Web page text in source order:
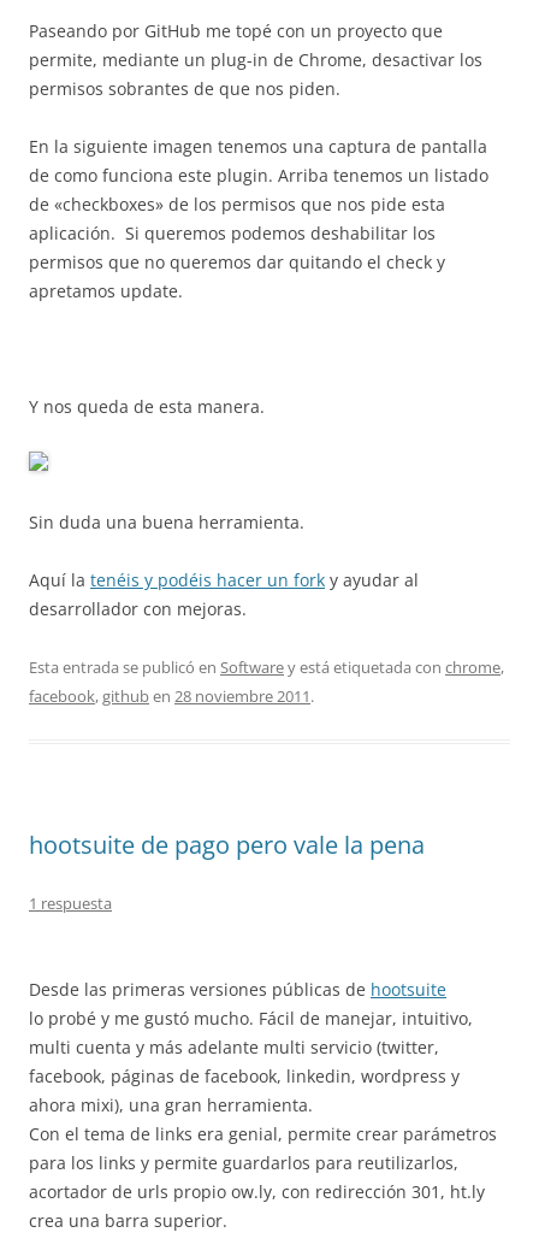
Paseando por GitHub me topé con un proyecto que
permite, mediante un plug-in de Chrome, desactivar los
permisos sobrantes de que nos piden.
En la siguiente imagen tenemos una captura de pantalla
de como funciona este plugin. Arriba tenemos un listado
de «checkboxes» de los permisos que nos pide esta
aplicación. Si queremos podemos deshabilitar los
permisos que no queremos dar quitando el check y
apretamos update.
Y nos queda de esta manera.
Sin duda una buena herramienta.
Aquí la tenéis y podéis hacer un fork y ayudar al
desarrollador con mejoras.
Esta entrada se publicó en Softwarey está etiquetada con chrome,
facebook,githuben 28 noviembre 2011.
hootsuite de pago pero vale la pena
1 respuesta
Desde las primeras versiones públicas de hootsuite
lo probé y me gustó mucho. Fácil de manejar, intuitivo,
multi cuenta y más adelante multi servicio (twitter,
facebook, páginas de facebook, linkedin, wordpress y
ahora mixi), una gran herramienta.
Con el tema de links era genial, permite crear parámetros
para los links y permite guardarlos para reutilizarlos,
acortador de urls propio ow.ly, con redirección 301, ht.ly
crea una barra superior.